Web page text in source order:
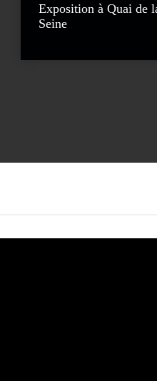
Exposition à Quai de
Seine